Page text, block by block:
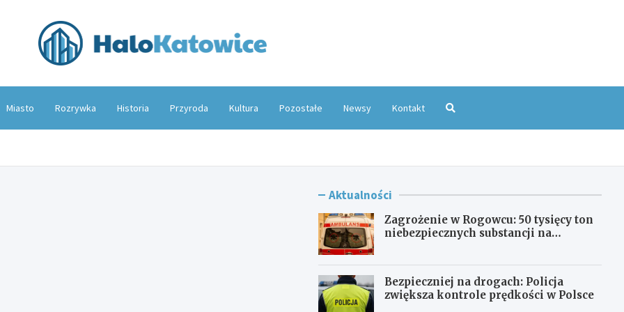
Miasto Rozrywka Historia Przyroda Kultura Pozostałe Newsy Kontakt
Aktualności
Zagrożenie w Rogowcu: 50 tysięcy ton
niebezpiecznych substancji na
Bezpieczniej na drogach: Policja
zwiększa kontrole prędkości w Polsce